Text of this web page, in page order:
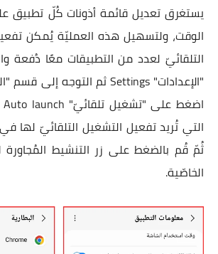
يستغرق تعديل قائمة أذونات كُلّ تطبيق
الوقت، ولتسهيل هذه العمليّة يُمكن
التلقائيّ لعدد من التطبيقات معًا دُفعة
التي تُريد تفعيل التشغيل التلقائيّ لها
ثُمّ قُم بالضغط على زر التنشيط
الخاصّية.